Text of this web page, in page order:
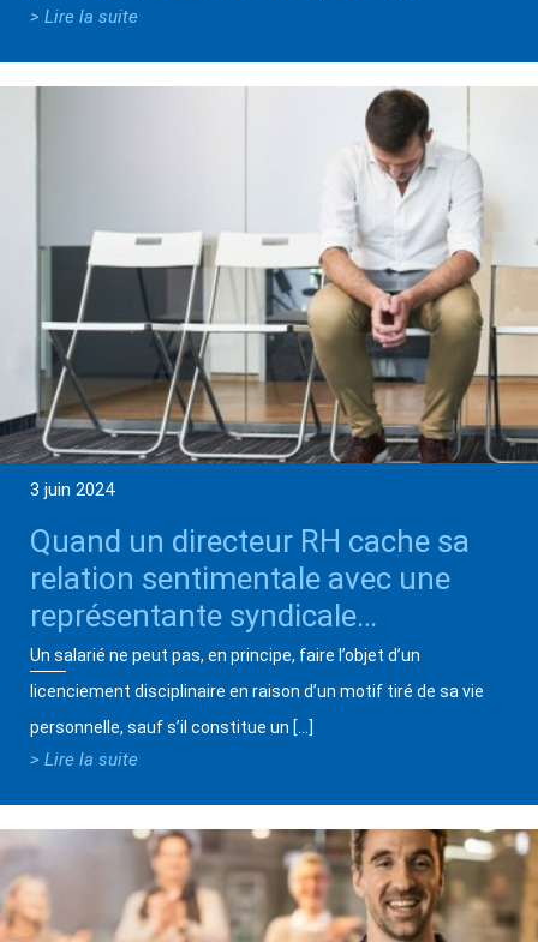
> Lire la suite
3 juin 2024
Quand un directeur RH cache sa
relation sentimentale avec une
représentante syndicale…
Un salarié ne peut pas, en principe, faire l’objet d’un
licenciement disciplinaire en raison d’un motif tiré de sa vie
personnelle, sauf s’il constitue un […]
> Lire la suite